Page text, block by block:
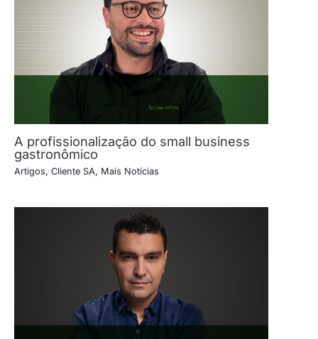
A profissionalização do small business
gastronômico
Artigos, Cliente SA, Mais Notícias